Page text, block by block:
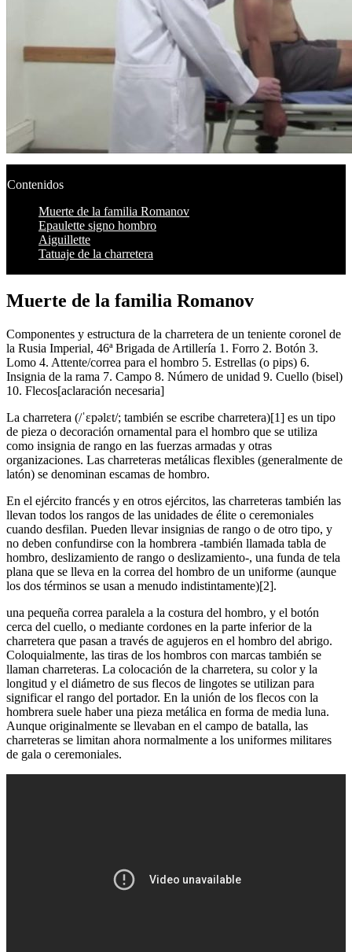
Contenidos
Muerte de la familia Romanov
Epaulette signo hombro
Aiguillette
Tatuaje de la charretera
Muerte de la familia Romanov
Componentes y estructura de la charretera de un teniente coronel de
la Rusia Imperial, 46ª Brigada de Artillería 1. Forro 2. Botón 3.
Lomo 4. Attente/correa para el hombro 5. Estrellas (o pips) 6.
Insignia de la rama 7. Campo 8. Número de unidad 9. Cuello (bisel)
10. Flecos[aclaración necesaria]
La charretera (/ˈɛpəlɛt/; también se escribe charretera)[1] es un tipo
de pieza o decoración ornamental para el hombro que se utiliza
como insignia de rango en las fuerzas armadas y otras
organizaciones. Las charreteras metálicas flexibles (generalmente de
latón) se denominan escamas de hombro.
En el ejército francés y en otros ejércitos, las charreteras también las
llevan todos los rangos de las unidades de élite o ceremoniales
cuando desfilan. Pueden llevar insignias de rango o de otro tipo, y
no deben confundirse con la hombrera -también llamada tabla de
hombro, deslizamiento de rango o deslizamiento-, una funda de tela
plana que se lleva en la correa del hombro de un uniforme (aunque
los dos términos se usan a menudo indistintamente)[2].
una pequeña correa paralela a la costura del hombro, y el botón
cerca del cuello, o mediante cordones en la parte inferior de la
charretera que pasan a través de agujeros en el hombro del abrigo.
Coloquialmente, las tiras de los hombros con marcas también se
llaman charreteras. La colocación de la charretera, su color y la
longitud y el diámetro de sus flecos de lingotes se utilizan para
significar el rango del portador. En la unión de los flecos con la
hombrera suele haber una pieza metálica en forma de media luna.
Aunque originalmente se llevaban en el campo de batalla, las
charreteras se limitan ahora normalmente a los uniformes militares
de gala o ceremoniales.